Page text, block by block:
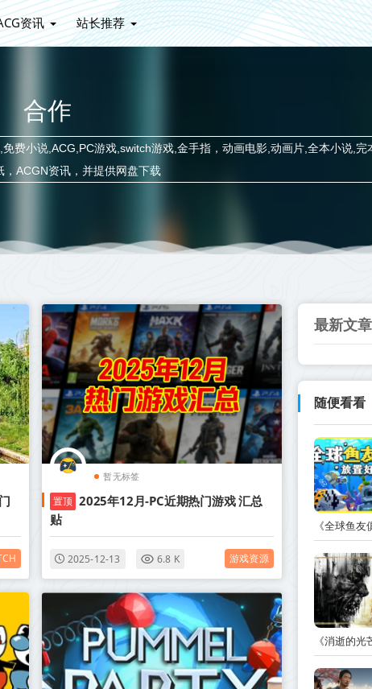
资讯 站长推荐
合作
费小说,ACG,PC游戏,switch游戏,金手指，动画电影,动画片,全本小说,完
，ACGN资讯，并提供网盘下载
暂无标签
置顶 2025年12月-PC近期热门游戏 汇总
贴
2025-12-13 6.8 K 游戏资源
最新文章
随便看看